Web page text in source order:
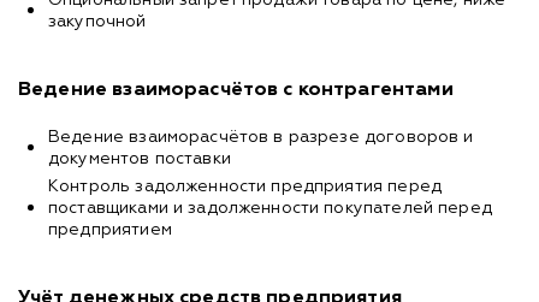
закупочной
Ведение взаиморасчётов с контрагентами
Ведение взаиморасчётов в разрезе договоров и
документов поставки
Контроль задолженности предприятия перед
поставщиками и задолженности покупателей перед
предприятием